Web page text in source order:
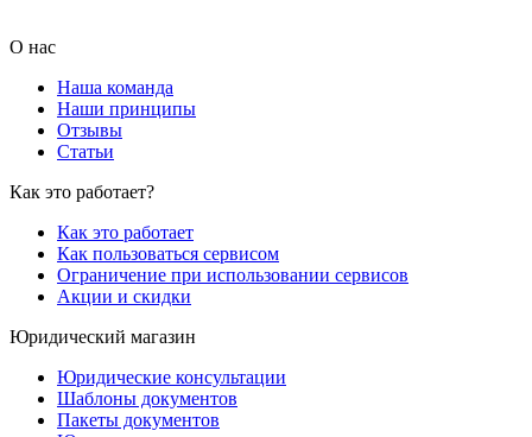
О нас
Наша команда
Наши принципы
Отзывы
Статьи
Как это работает?
Как это работает
Как пользоваться сервисом
Ограничение при использовании сервисов
Акции и скидки
Юридический магазин
Юридические консультации
Шаблоны документов
Пакеты документов